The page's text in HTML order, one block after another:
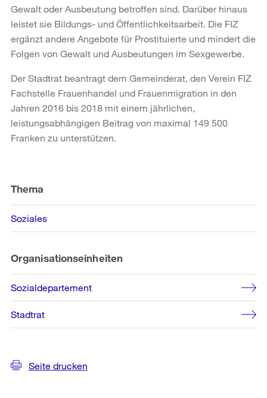
Gewalt oder Ausbeutung betroffen sind. Darüber hinaus
leistet sie Bildungs- und Öffentlichkeitsarbeit. Die FIZ
ergänzt andere Angebote für Prostituierte und mindert die
Folgen von Gewalt und Ausbeutungen im Sexgewerbe.
Der Stadtrat beantragt dem Gemeinderat, den Verein FIZ
Fachstelle Frauenhandel und Frauenmigration in den
Jahren 2016 bis 2018 mit einem jährlichen,
leistungsabhängigen Beitrag von maximal 149 500
Franken zu unterstützen.
Informationen
Thema
Soziales
Organisationseinheiten
Sozialdepartement
Stadtrat
Seite drucken